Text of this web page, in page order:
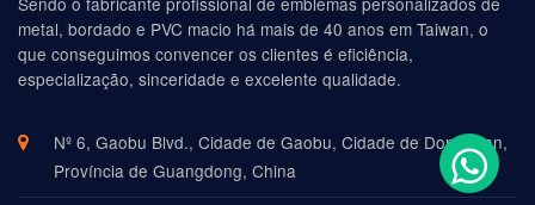
metal, bordado e PVC macio há mais de 40 anos em Taiwan, o
que conseguimos convencer os clientes é eficiência,
especialização, sinceridade e excelente qualidade.
Nº 6, Gaobu Blvd., Cidade de Gaobu, Cidade de Dongguan,
Província de Guangdong, China